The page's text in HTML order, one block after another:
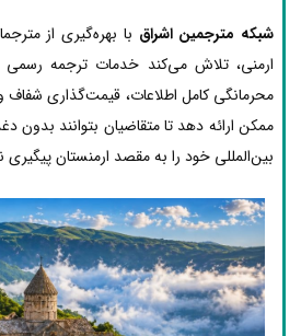
شبکه مترجمین اشراق با بهره‌گیری از
ارمنی، تلاش می‌کند خدمات ترجمه رسمی
محرمانگی کامل اطلاعات، قیمت‌گذاری شفاف
ممکن ارائه دهد تا متقاضیان بتوانند بدون
بین‌المللی خود را به مقصد ارمنستان پیگیری